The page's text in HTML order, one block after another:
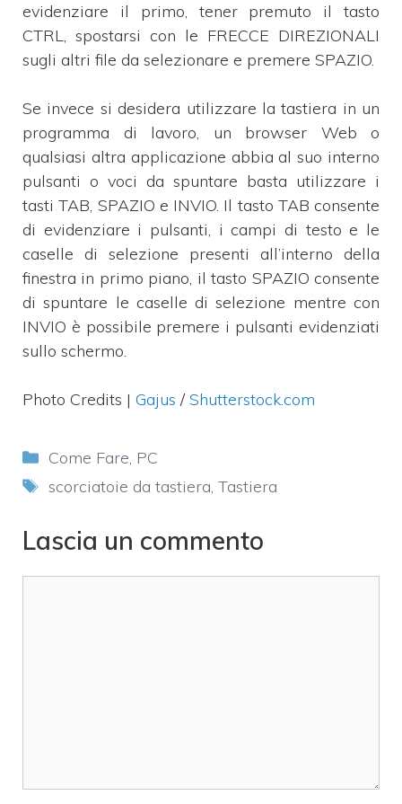
evidenziare il primo, tener premuto il tasto
CTRL, spostarsi con le FRECCE DIREZIONALI
sugli altri file da selezionare e premere SPAZIO.
Se invece si desidera utilizzare la tastiera in un
programma di lavoro, un browser Web o
qualsiasi altra applicazione abbia al suo interno
pulsanti o voci da spuntare basta utilizzare i
tasti TAB, SPAZIO e INVIO. Il tasto TAB consente
di evidenziare i pulsanti, i campi di testo e le
caselle di selezione presenti all’interno della
finestra in primo piano, il tasto SPAZIO consente
di spuntare le caselle di selezione mentre con
INVIO è possibile premere i pulsanti evidenziati
sullo schermo.
Photo Credits | Gajus /Shutterstock.com
Categorie
Come Fare, PC
Tag
scorciatoie da tastiera, Tastiera
Lascia un commento